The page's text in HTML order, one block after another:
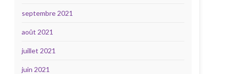
septembre 2021
août 2021
juillet 2021
juin 2021